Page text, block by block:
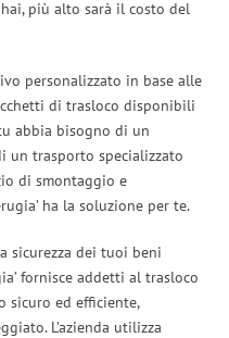
hai, più alto sarà il costo del
personalizzato in base alle
di trasloco disponibili
abbia bisogno di un
un trasporto specializzato
di smontaggio e
ha la soluzione per te.
sicurezza dei tuoi beni
fornisce addetti al trasloco
sicuro ed efficiente,
L’azienda utilizza